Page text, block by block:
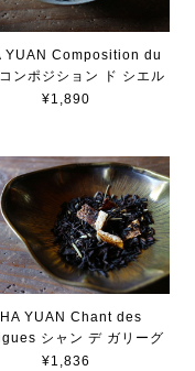
YUAN Composition du
ンポジション ド シエル
¥1,890
YUAN Chant des
シャン デ ガリーグ
¥1,836